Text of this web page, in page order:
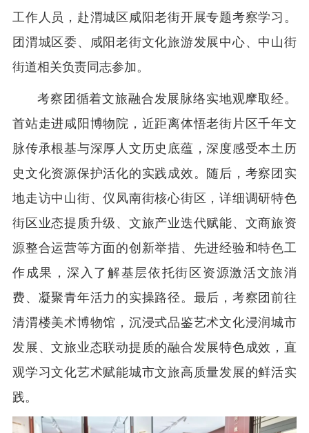
工作人员，赴渭城区咸阳老街开展专题考察学习。
团渭城区委、咸阳老街文化旅游发展中心、中山街
街道相关负责同志参加。
考察团循着文旅融合发展脉络实地观摩取经。
首站走进咸阳博物院，近距离体悟老街片区千年文
脉传承根基与深厚人文历史底蕴，深度感受本土历
史文化资源保护活化的实践成效。随后，考察团实
地走访中山街、仪凤南街核心街区，详细调研特色
街区业态提质升级、文旅产业迭代赋能、文商旅资
源整合运营等方面的创新举措、先进经验和特色工
作成果，深入了解基层依托街区资源激活文旅消
费、凝聚青年活力的实操路径。最后，考察团前往
清渭楼美术博物馆，沉浸式品鉴艺术文化浸润城市
发展、文旅业态联动提质的融合发展特色成效，直
观学习文化艺术赋能城市文旅高质量发展的鲜活实
践。